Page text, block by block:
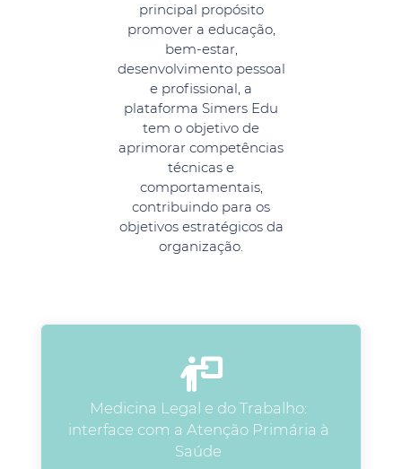
principal propósito
promover a educação,
bem-estar,
desenvolvimento pessoal
e profissional, a
plataforma Simers Edu
tem o objetivo de
aprimorar competências
técnicas e
comportamentais,
contribuindo para os
objetivos estratégicos da
organização.
Medicina Legal e do Trabalho:
interface com a Atenção Primária à
Saúde